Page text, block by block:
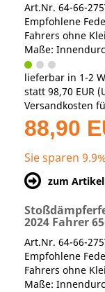
Art.Nr. 64-66-
Empfohlene
Fahrers ohne
Maße:
lieferbar in 1-2
statt 98,70 EUR (
Versandkosten
88,90
Sie sparen
zum Artikel
2024 Fahrer
Art.Nr. 64-66-
Empfohlene
Fahrers ohne
Maße: